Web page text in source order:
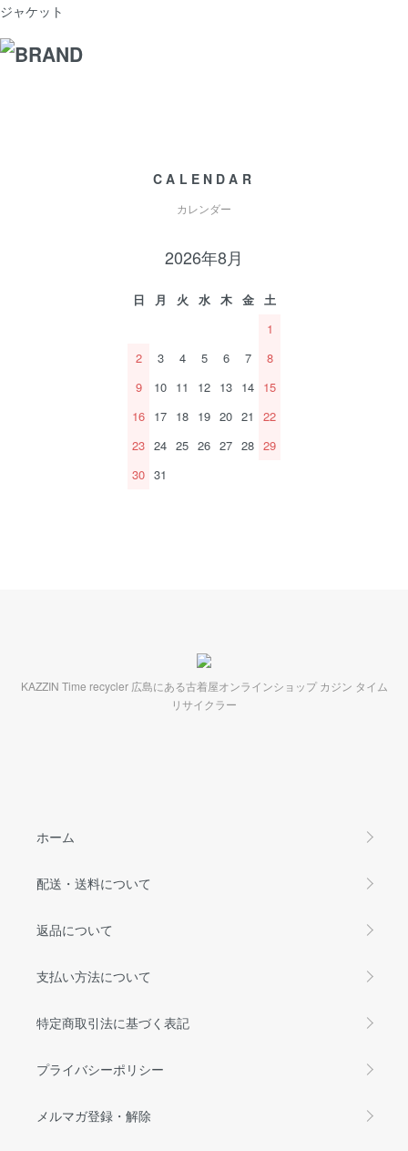
ジャケット
CALENDAR
カレンダー
2026年8月
日 月 火 水 木 金
土
1
2
3 4 5 6 7
8
9
10 11 12 13 14 15
16 17 18 19 20 21
22
23 24 25 26 27 28 29
30 31
KAZZIN Time recycler 広島にある古着屋オンラインショップ カジン タイム
リサイクラー
ホーム
配送・送料について
返品について
支払い方法について
特定商取引法に基づく表記
プライバシーポリシー
メルマガ登録・解除